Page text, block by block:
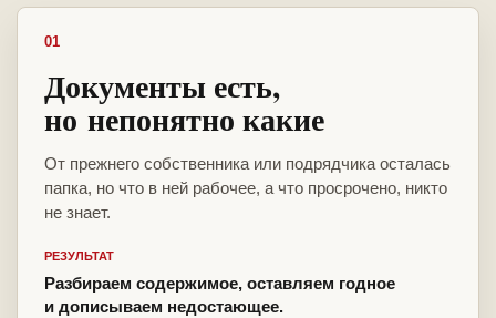
01
Документы есть,
но непонятно какие
От прежнего собственника или подрядчика осталась
папка, но что в ней рабочее, а что просрочено, никто
не знает.
РЕЗУЛЬТАТ
Разбираем содержимое, оставляем годное
и дописываем недостающее.